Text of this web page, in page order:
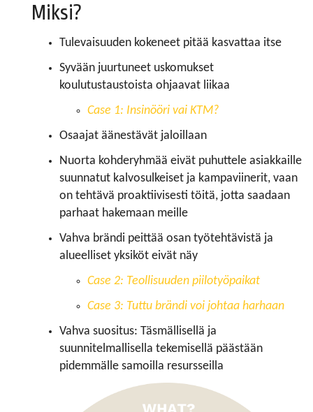
Miksi?
Tulevaisuuden kokeneet pitää kasvattaa itse
Syvään juurtuneet uskomukset
koulutustaustoista ohjaavat liikaa
Case 1: Insinööri vai KTM?
Osaajat äänestävät jaloillaan
Nuorta kohderyhmää eivät puhuttele asiakkaille
suunnatut kalvosulkeiset ja kampaviinerit, vaan
on tehtävä proaktiivisesti töitä, jotta saadaan
parhaat hakemaan meille
Vahva brändi peittää osan työtehtävistä ja
alueelliset yksiköt eivät näy
Case 2: Teollisuuden piilotyöpaikat
Case 3: Tuttu brändi voi johtaa harhaan
Vahva suositus: Täsmällisellä ja
suunnitelmallisella tekemisellä päästään
pidemmälle samoilla resursseilla